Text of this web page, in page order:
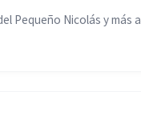
Pequeño Nicolás y más